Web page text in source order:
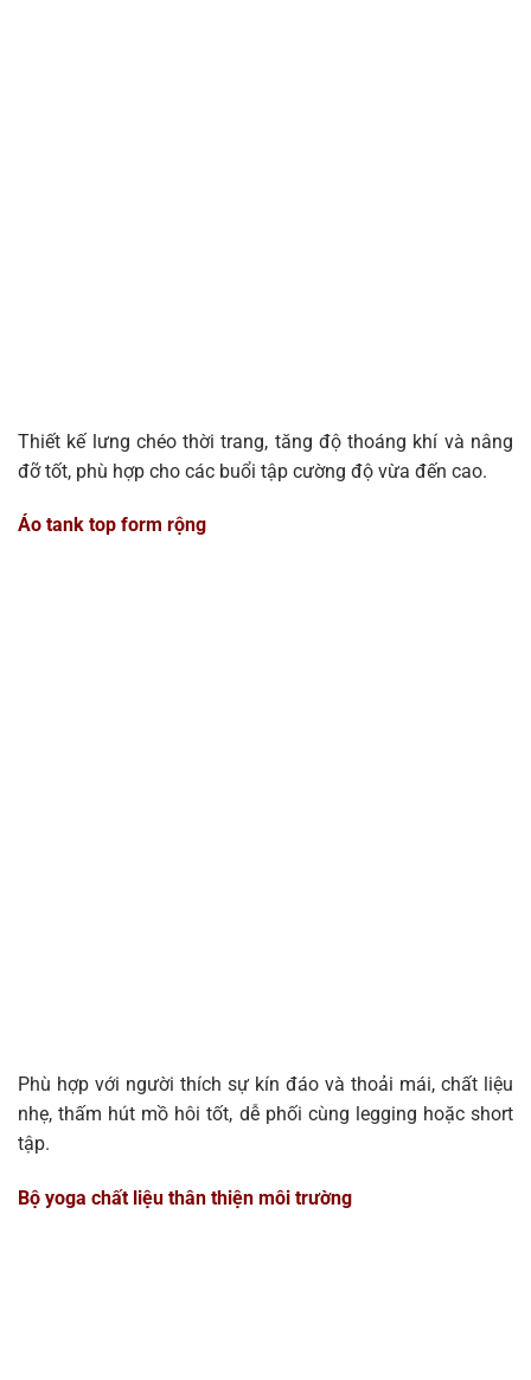
Thiết kế lưng chéo thời trang, tăng độ thoáng khí và nâng
đỡ tốt, phù hợp cho các buổi tập cường độ vừa đến cao.
Áo tank top form rộng
Phù hợp với người thích sự kín đáo và thoải mái, chất liệu
nhẹ, thấm hút mồ hôi tốt, dễ phối cùng legging hoặc short
tập.
Bộ yoga chất liệu thân thiện môi trường